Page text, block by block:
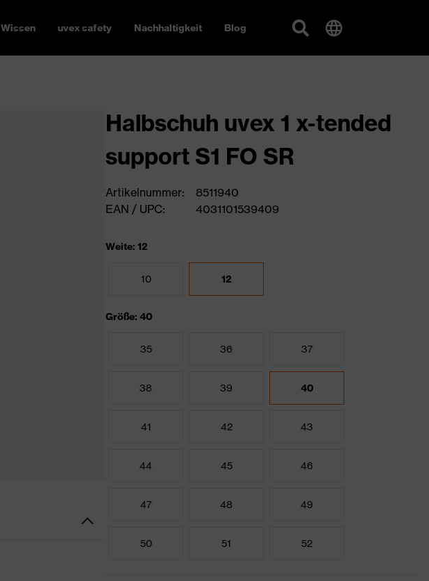
Wissen uvex safety Nachhaltigkeit Blog
Halbschuh uvex 1 x-tended
support S1 FO SR
Artikelnummer:
8511940
EAN / UPC:
4031101539409
Weite: 12
10 12
Größe: 40
35 36 37
38 39 40
41 42 43
44 45 46
47 48 49
50 51 52